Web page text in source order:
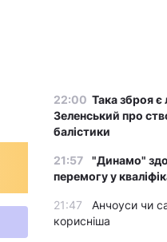
22:00 Така зброя є
Зеленський про
балістики
21:57
"Динамо"
перемогу у
21:47
Анчоуси чи
корисніша